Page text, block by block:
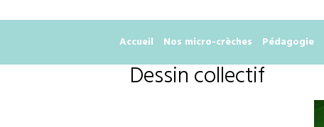
Accueil Nos micro-crèches Pédagogie
Dessin collectif